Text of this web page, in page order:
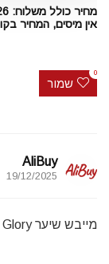
מחיר כולל משלוח: €80.26 ~ כ 304 ₪ בלבד
אין מיסים, המחיר
שמור
0
AliBuy
19/12/2025
מייבש שיער Dreame Hair Glory